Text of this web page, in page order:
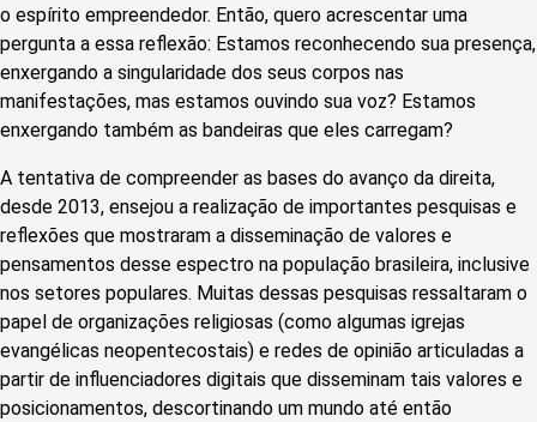
o espírito empreendedor. Então, quero acrescentar uma
pergunta a essa reflexão: Estamos reconhecendo sua presença,
enxergando a singularidade dos seus corpos nas
manifestações, mas estamos ouvindo sua voz? Estamos
enxergando também as bandeiras que eles carregam?
A tentativa de compreender as bases do avanço da direita,
desde 2013, ensejou a realização de importantes pesquisas e
reflexões que mostraram a disseminação de valores e
pensamentos desse espectro na população brasileira, inclusive
nos setores populares. Muitas dessas pesquisas ressaltaram o
papel de organizações religiosas (como algumas igrejas
evangélicas neopentecostais) e redes de opinião articuladas a
partir de influenciadores digitais que disseminam tais valores e
posicionamentos, descortinando um mundo até então